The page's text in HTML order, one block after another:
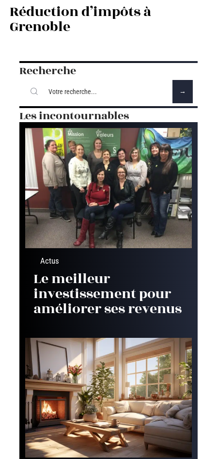
Réduction d’impôts à
Grenoble
Recherche
Les incontournables
Actus
Le meilleur
investissement pour
améliorer ses revenus